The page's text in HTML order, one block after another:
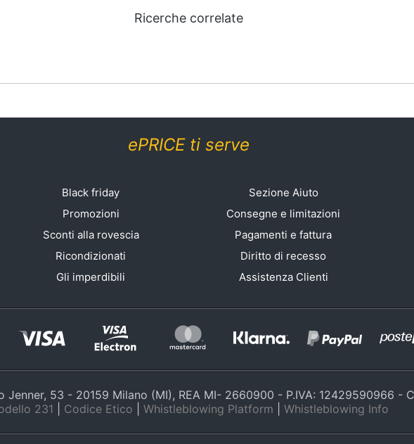
Ricerche correlate
ePRICE ti serve
Black friday
Promozioni
Sconti alla rovescia
Ricondizionati
Gli imperdibili
Sezione Aiuto
Consegne e limitazioni
Pagamenti e fattura
Diritto di recesso
Assistenza Clienti
Jenner, 53 - 20159 Milano (MI), REA MI- 2660900 - P.IVA: 12429590966 -
231
Codice Etico Whistleblowing Platform Whistleblowing Info